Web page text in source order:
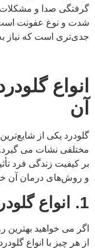
گرفتگی صدا و مشکلات
شدت و نوع عفونت است.
‌جدی‌تری است که نیاز
انواع
آن
گلودرد یکی از
مختلفی نشات می گیرد.
بر کیفیت زندگی فرد
و روش‌های درمان آن
1. انواع
اگر می خواهید بهترین
از هر چیز با انواع